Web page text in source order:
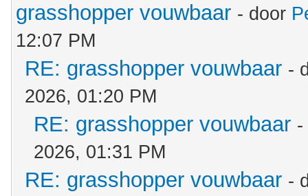
grasshopper vouwbaar - door
12:07 PM
RE: grasshopper vouwbaar -
2026, 01:20 PM
RE: grasshopper vouwbaar
2026, 01:31 PM
RE: grasshopper vouwbaar -